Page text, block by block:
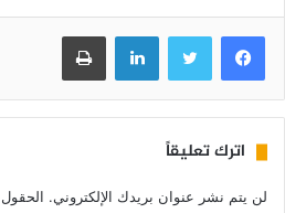
فيسبوك تويتر لينكدإن طباعة
اترك تعليقاً
لن يتم نشر عنوان بريدك الإلكتروني. الحقول